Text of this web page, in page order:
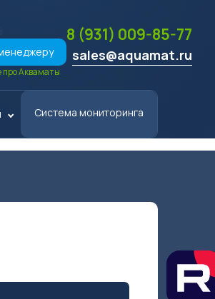
про Акваматы
8 (931) 009-85-77
sales@aquamat.ru
Система мониторинга